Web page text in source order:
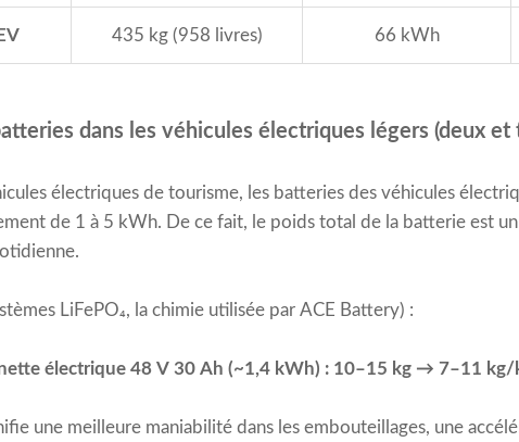
435 kg (958 livres) 66 kWh
dans les véhicules électriques légers (deux et
électriques de tourisme, les batteries des véhicules
de 1 à 5 kWh. De ce fait, le poids total de la batterie est
LiFePO₄, la chimie utilisée par ACE Battery) :
électrique 48 V 30 Ah (~1,4 kWh) : 10–15 kg → 7–11
une meilleure maniabilité dans les embouteillages, une